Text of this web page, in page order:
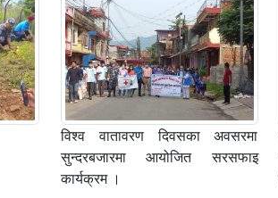
विश्व वातावरण दिवसका अवसरमा
सुन्दरबजारमा आयोजित सरसफाइ
कार्यक्रम ।